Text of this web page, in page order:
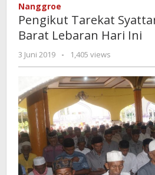
Aceh
Barat
Ini
Nanggroe
Pengikut Tarekat
Barat Lebaran Hari Ini
3 Juni 2019
oleh
Redaksi
- 1,405 views